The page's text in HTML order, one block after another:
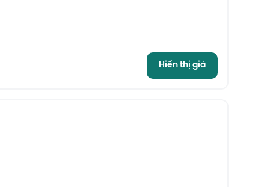
Hiển thị giá